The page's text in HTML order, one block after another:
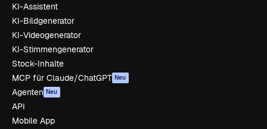
KI-Assistent
KI-Bildgenerator
KI-Videogenerator
KI-Stimmengenerator
Stock-Inhalte
MCP für Claude/ChatGPT Neu
Agenten Neu
API
Mobile App